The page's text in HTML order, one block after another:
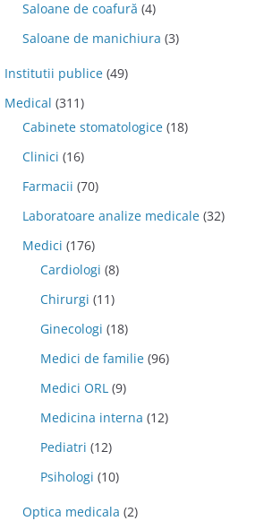
Saloane de coafură (4)
Saloane de manichiura (3)
Institutii publice (49)
Medical (311)
Cabinete stomatologice (18)
Clinici (16)
Farmacii (70)
Laboratoare analize medicale (32)
Medici (176)
Cardiologi (8)
Chirurgi (11)
Ginecologi (18)
Medici de familie (96)
Medici ORL (9)
Medicina interna (12)
Pediatri (12)
Psihologi (10)
Optica medicala (2)